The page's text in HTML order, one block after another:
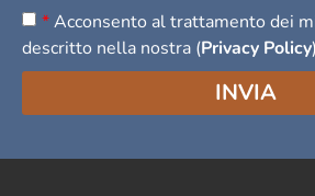
*Acconsento al trattamento dei
descritto nella nostra (Privacy Policy)
INVIA